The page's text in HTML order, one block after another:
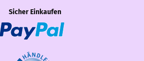
Sicher Einkaufen